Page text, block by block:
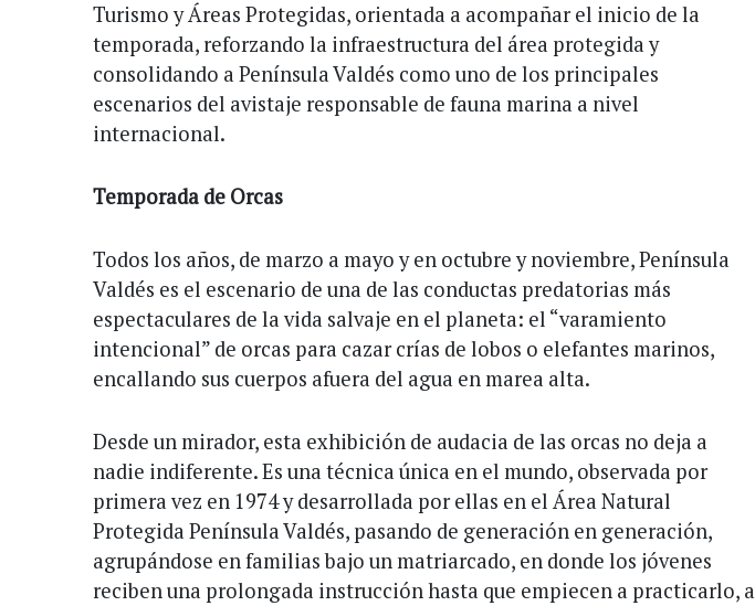
Turismo y Áreas Protegidas, orientada a acompañar el inicio de la
temporada, reforzando la infraestructura del área protegida y
consolidando a Península Valdés como uno de los principales
escenarios del avistaje responsable de fauna marina a nivel
internacional.
Temporada de Orcas
Todos los años, de marzo a mayo y en octubre y noviembre, Península
Valdés es el escenario de una de las conductas predatorias más
espectaculares de la vida salvaje en el planeta: el “varamiento
intencional” de orcas para cazar crías de lobos o elefantes marinos,
encallando sus cuerpos afuera del agua en marea alta.
Desde un mirador, esta exhibición de audacia de las orcas no deja a
nadie indiferente. Es una técnica única en el mundo, observada por
primera vez en 1974 y desarrollada por ellas en el Área Natural
Protegida Península Valdés, pasando de generación en generación,
agrupándose en familias bajo un matriarcado, en donde los jóvenes
reciben una prolongada instrucción hasta que empiecen a practicarlo, a